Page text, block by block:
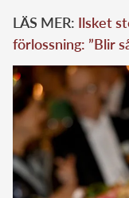
LÄS MER: Ilsket
förlossning: ”Blir